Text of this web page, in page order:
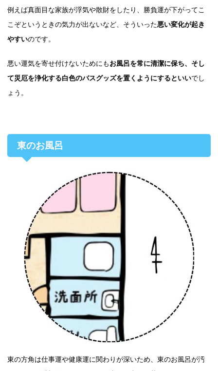
例えば真面目な家族が浮気や散財をしたり、勝負運が下がってこ
こぞというときの気力が出ないなど、そういった悪い変化が起き
やすいのです。
悪い運気を寄せ付けないためにもお風呂を常に清潔に保ち、そし
て災厄を浄化する白色のバスグッズを置くようにするといいでし
ょう。
東のお風呂
東の方角は仕事運や健康運に関わりが深いため、東のお風呂が汚